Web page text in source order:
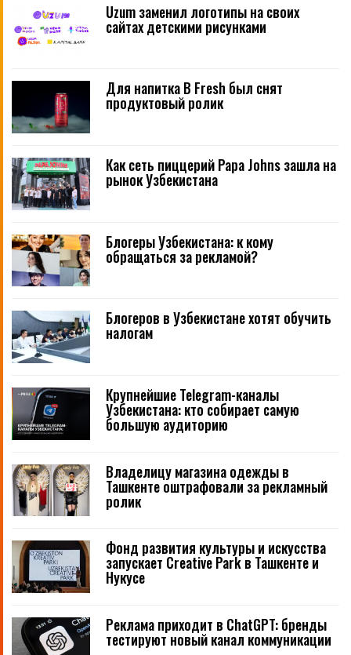
Uzum заменил логотипы на своих
сайтах детскими рисунками
Для напитка B Fresh был снят
продуктовый ролик
Как сеть пиццерий Papa Johns зашла на
рынок Узбекистана
Блогеры Узбекистана: к кому
обращаться за рекламой?
Блогеров в Узбекистане хотят обучить
налогам
Крупнейшие Telegram-каналы
Узбекистана: кто собирает самую
большую аудиторию
Владелицу магазина одежды в
Ташкенте оштрафовали за рекламный
ролик
Фонд развития культуры и искусства
запускает Creative Park в Ташкенте и
Нукусе
Реклама приходит в ChatGPT: бренды
тестируют новый канал коммуникации